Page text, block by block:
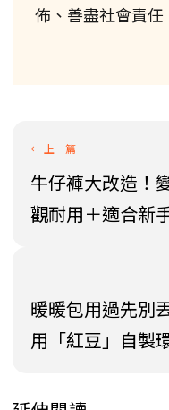
佈、善盡社會責任
牛仔褲大改造！
觀耐用＋適合新
暖暖包用過先別
用「紅豆」自製